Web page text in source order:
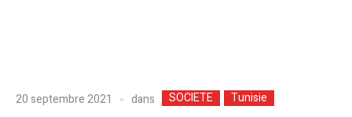
20 septembre 2021 dans SOCIETE Tunisie